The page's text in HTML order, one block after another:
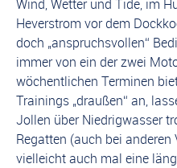
Wind, Wetter und Tide, im
Heverstrom vor dem
doch „anspruchsvollen“
immer von ein der zwei
wöchentlichen Terminen
Trainings „draußen“ an,
Jollen über Niedrigwasser
Regatten (auch bei
vielleicht auch mal eine